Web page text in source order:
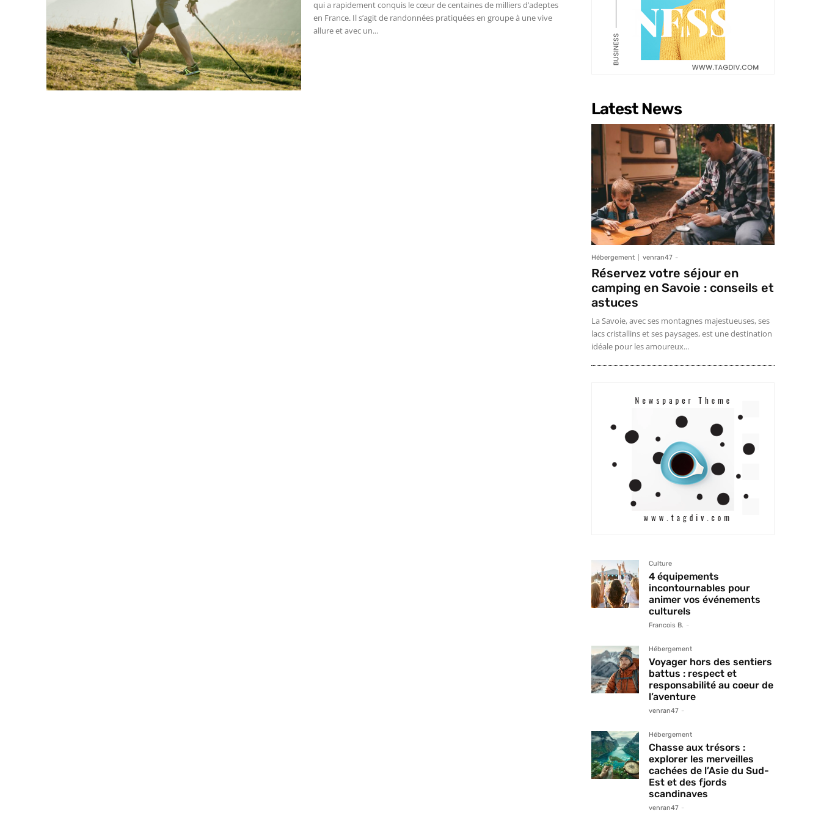
qui a rapidement conquis le cœur de centaines de milliers d’adeptes
en France. Il s’agit de randonnées pratiquées en groupe à une vive
allure et avec un...
Latest News
Hébergement venran47 -
Réservez votre séjour en
camping en Savoie : conseils et
astuces
La Savoie, avec ses montagnes majestueuses, ses
lacs cristallins et ses paysages, est une destination
idéale pour les amoureux...
Culture
4 équipements
incontournables pour
animer vos événements
culturels
Francois B. -
Hébergement
Voyager hors des sentiers
battus : respect et
responsabilité au coeur de
l’aventure
venran47 -
Hébergement
Chasse aux trésors :
explorer les merveilles
cachées de l’Asie du Sud-
Est et des fjords
scandinaves
venran47 -